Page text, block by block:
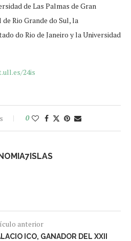
de Las Palmas de Gran
Rio Grande do Sul, la
do Rio de Janeiro y la Universidad
24is
0
anterior
ICO, GANADOR DEL XXII